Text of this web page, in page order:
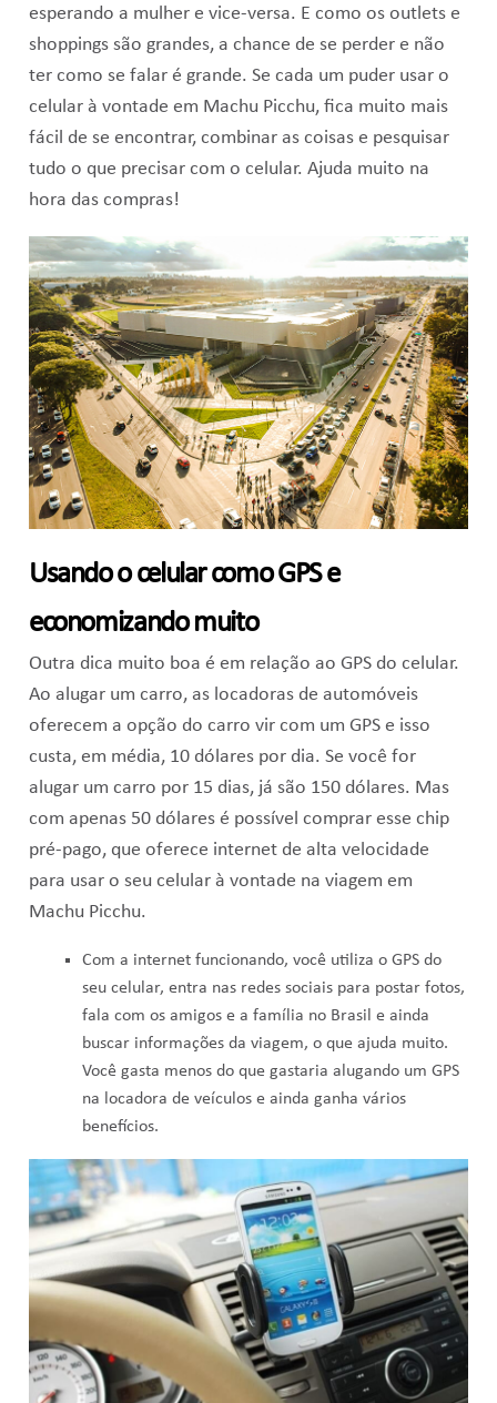
esperando a mulher e vice-versa. E como os outlets e
shoppings são grandes, a chance de se perder e não
ter como se falar é grande. Se cada um puder usar o
celular à vontade em Machu Picchu, fica muito mais
fácil de se encontrar, combinar as coisas e pesquisar
tudo o que precisar com o celular. Ajuda muito na
hora das compras!
Usando o celular como GPS e
economizando muito
Outra dica muito boa é em relação ao GPS do celular.
Ao alugar um carro, as locadoras de automóveis
oferecem a opção do carro vir com um GPS e isso
custa, em média, 10 dólares por dia. Se você for
alugar um carro por 15 dias, já são 150 dólares. Mas
com apenas 50 dólares é possível comprar esse chip
pré-pago, que oferece internet de alta velocidade
para usar o seu celular à vontade na viagem em
Machu Picchu.
Com a internet funcionando, você utiliza o GPS do
seu celular, entra nas redes sociais para postar fotos,
fala com os amigos e a família no Brasil e ainda
buscar informações da viagem, o que ajuda muito.
Você gasta menos do que gastaria alugando um GPS
na locadora de veículos e ainda ganha vários
benefícios.